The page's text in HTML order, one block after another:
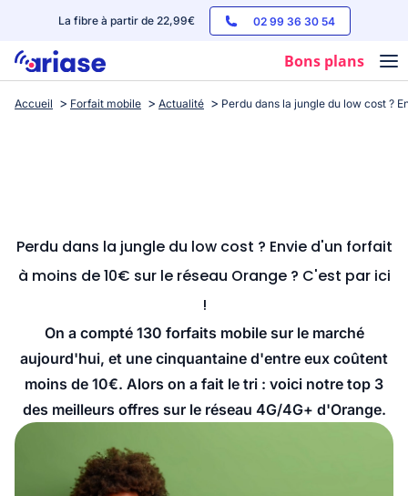
La fibre à partir de 22,99€ 02 99 36 30 54
Bons plans
Box internet
Streaming
Accueil Forfait mobile Actualité Perdu dans la jungle du low cost ?
Perdu dans la jungle du low cost ? Envie d'un forfait
à moins de 10€ sur le réseau Orange ? C'est par ici
!
On a compté 130 forfaits mobile sur le marché
aujourd'hui, et une cinquantaine d'entre eux coûtent
moins de 10€. Alors on a fait le tri : voici notre top 3
des meilleurs offres sur le réseau 4G/4G+ d'Orange.